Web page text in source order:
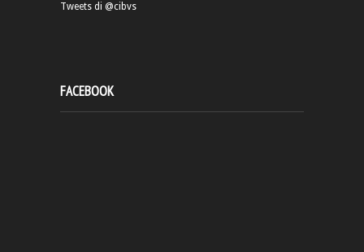
Tweets di @cibvs
FACEBOOK